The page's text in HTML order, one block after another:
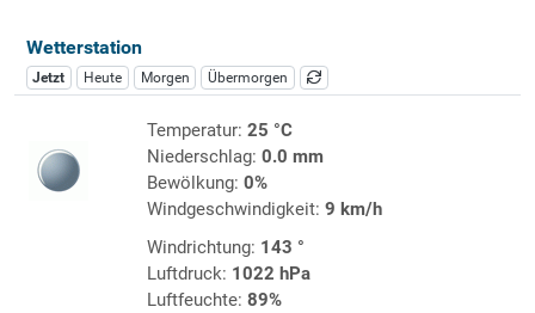
Wetterstation
Jetzt Heute Morgen Übermorgen
Temperatur: 25 °C
Niederschlag: 0.0 mm
Bewölkung: 0%
Windgeschwindigkeit: 9 km/h
Windrichtung: 143 °
Luftdruck: 1022 hPa
Luftfeuchte: 89%